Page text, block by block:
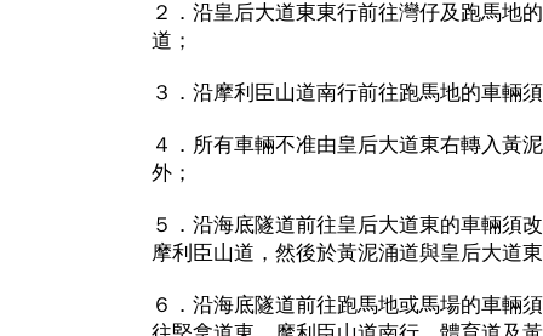
２．沿皇后大道東東行前往灣仔及跑馬地
道；
３．沿摩利臣山道南行前往跑馬地的車輛
４．所有車輛不准由皇后大道東右轉入黃
外；
５．沿海底隧道前往皇后大道東的車輛須
摩利臣山道，然後於黃泥涌道與皇后大道
６．沿海底隧道前往跑馬地或馬場的車輛